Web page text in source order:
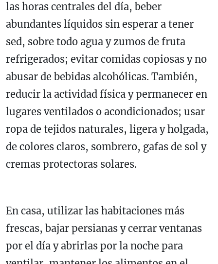
las horas centrales del día, beber
abundantes líquidos sin esperar a tener
sed, sobre todo agua y zumos de fruta
refrigerados; evitar comidas copiosas y no
abusar de bebidas alcohólicas. También,
reducir la actividad física y permanecer en
lugares ventilados o acondicionados; usar
ropa de tejidos naturales, ligera y holgada,
de colores claros, sombrero, gafas de sol y
cremas protectoras solares.
En casa, utilizar las habitaciones más
frescas, bajar persianas y cerrar ventanas
por el día y abrirlas por la noche para